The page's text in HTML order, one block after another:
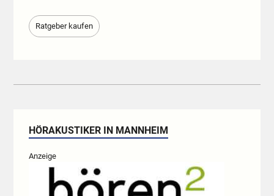
Ratgeber kaufen
HÖRAKUSTIKER IN MANNHEIM
Anzeige